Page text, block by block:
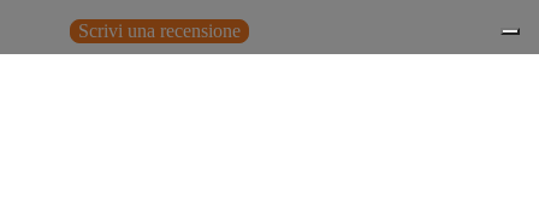
Scrivi una recensione